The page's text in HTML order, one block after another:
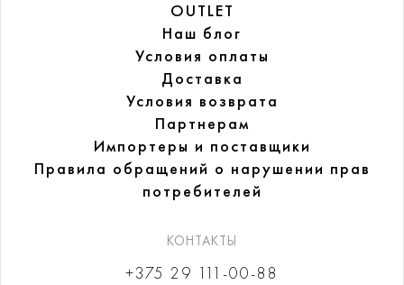
OUTLET
Наш блог
Условия оплаты
Доставка
Условия возврата
Партнерам
Импортеры и поставщики
Правила обращений о нарушении прав
потребителей
КОНТАКТЫ
+375 29 111-00-88